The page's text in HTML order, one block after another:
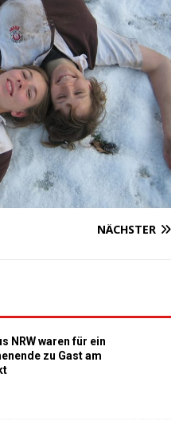
NÄCHSTER
NRW waren für ein
zu Gast am